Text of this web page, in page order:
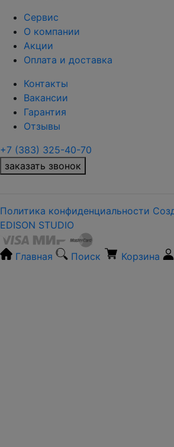
Сервис
О компании
Акции
Оплата и доставка
Контакты
Вакансии
Гарантия
Отзывы
+7 (383) 325-40-70
заказать звонок
Политика конфиденциальности
EDISON STUDIO
Главная Поиск Корзина